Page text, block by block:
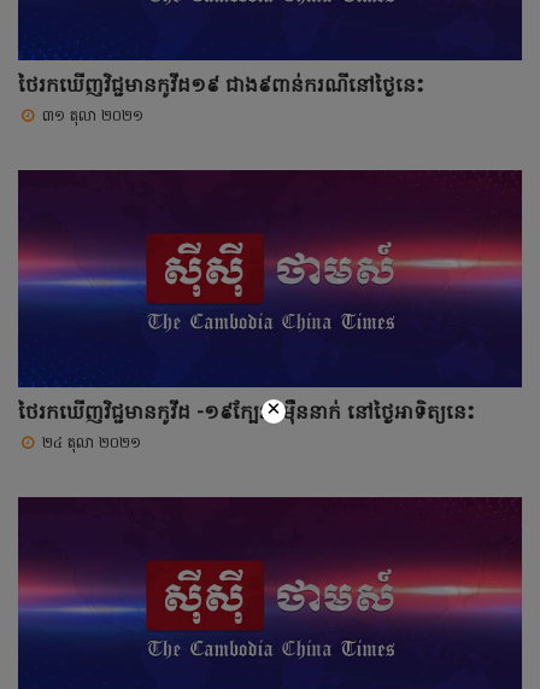
ថៃរកឃើញវិជ្ជមានកូវីដ១៩ ជាង៩ពាន់ករណីនៅថ្ងៃនេះ
៣១ តុលា ២០២១
ថៃរកឃើញវិជ្ជមានកូវីដ -១៩ក្បែរ១ម៉ឺននាក់ នៅថ្ងៃអាទិត្យនេះ
២៤ តុលា ២០២១
×